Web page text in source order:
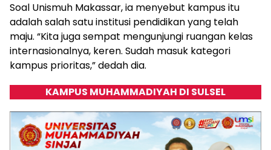
Soal Unismuh Makassar, ia menyebut kampus itu
adalah salah satu institusi pendidikan yang telah
maju. “Kita juga sempat mengunjungi ruangan kelas
internasionalnya, keren. Sudah masuk kategori
kampus prioritas,” dedah dia.
KAMPUS MUHAMMADIYAH DI SULSEL